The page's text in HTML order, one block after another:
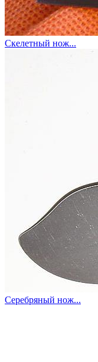
Скелетный нож...
Серебряный нож...